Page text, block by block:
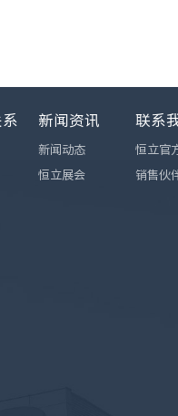
新闻资讯
新闻动态
恒立展会
联系
恒立官
销售伙